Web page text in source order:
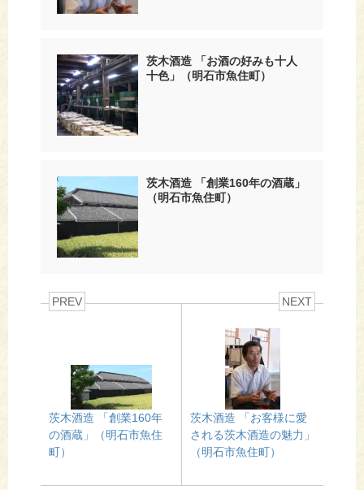
茨木酒造 「お酒の好みも十人
十色」（明石市魚住町）
茨木酒造 「創業160年の酒蔵」
（明石市魚住町）
PREV
茨木酒造 「創業160年
の酒蔵」（明石市魚住
町）
NEXT
茨木酒造 「お客様に愛
される茨木酒造の魅力」
（明石市魚住町）